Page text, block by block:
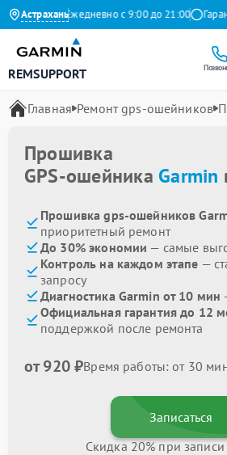
Астрахань
Яндекс Ежедневно с 9:00 до 21:00
REMSUPPORT
Главная Ремонт gps-ошейников
Прошивка
GPS-ошейника Garmin
Прошивка gps-ошейников
приоритетный ремонт
До 30% экономии — самые
Контроль на каждом этапе —
запросу
Диагностика Garmin от 10 мин
Официальная гарантия до 12
поддержкой после ремонта
от 920 ₽Время работы: от 30
Записаться
Скидка 20% при записи